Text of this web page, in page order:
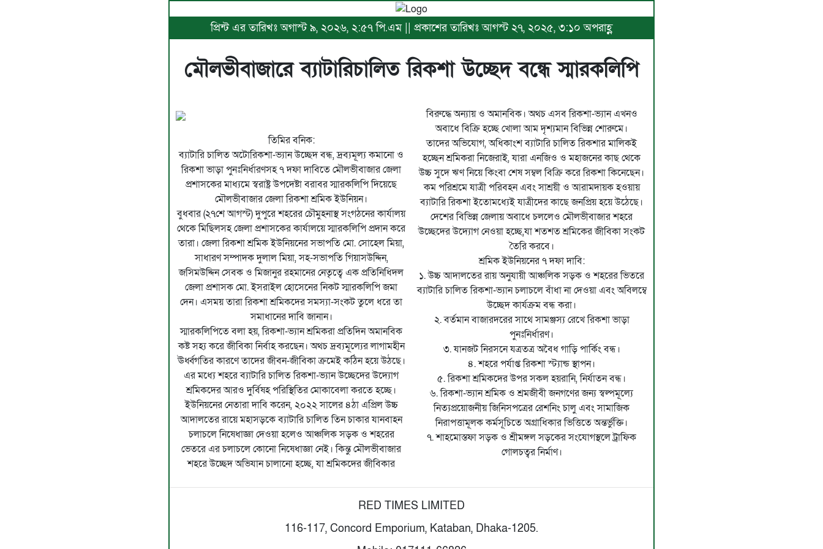
প্রিন্ট এর তারিখঃ অগাস্ট ৯, ২০২৬, ২:৫৭ পি.এম || প্রকাশের তারিখঃ আগস্ট ২৭, ২০২৫, ৩:১০ অপরাহ্ণ
মৌলভীবাজারে ব্যাটারিচালিত রিকশা উচ্ছেদ বন্ধে স্মারকলিপি
তিমির বনিক:
ব্যাটারি চালিত অটোরিকশা-ভ্যান উচ্ছেদ বন্ধ, দ্রব্যমূল্য কমানো ও
রিকশা ভাড়া পুনঃনির্ধারণসহ ৭ দফা দাবিতে মৌলভীবাজার জেলা
প্রশাসকের মাধ্যমে স্বরাষ্ট্র উপদেষ্টা বরাবর স্মারকলিপি দিয়েছে
মৌলভীবাজার জেলা রিকশা শ্রমিক ইউনিয়ন।
বুধবার (২৭শে আগস্ট) দুপুরে শহরের চৌমুহনাস্থ সংগঠনের কার্যালয়
থেকে মিছিলসহ জেলা প্রশাসকের কার্যালয়ে স্মারকলিপি প্রদান করে
তারা। জেলা রিকশা শ্রমিক ইউনিয়নের সভাপতি মো. সোহেল মিয়া,
সাধারণ সম্পাদক দুলাল মিয়া, সহ-সভাপতি গিয়াসউদ্দিন,
জসিমউদ্দিন সেবক ও মিজানুর রহমানের নেতৃত্বে এক প্রতিনিধিদল
জেলা প্রশাসক মো. ইসরাইল হোসেনের নিকট স্মারকলিপি জমা
দেন। এসময় তারা রিকশা শ্রমিকদের সমস্যা-সংকট তুলে ধরে তা
সমাধানের দাবি জানান।
স্মারকলিপিতে বলা হয়, রিকশা-ভ্যান শ্রমিকরা প্রতিদিন অমানবিক
কষ্ট সহ্য করে জীবিকা নির্বাহ করছেন। অথচ দ্রব্যমূল্যের লাগামহীন
ঊর্ধ্বগতির কারণে তাদের জীবন-জীবিকা ক্রমেই কঠিন হয়ে উঠছে।
এর মধ্যে শহরে ব্যাটারি চালিত রিকশা-ভ্যান উচ্ছেদের উদ্যোগ
শ্রমিকদের আরও দুর্বিষহ পরিস্থিতির মোকাবেলা করতে হচ্ছে।
ইউনিয়নের নেতারা দাবি করেন, ২০২২ সালের ৪ঠা এপ্রিল উচ্চ
আদালতের রায়ে মহাসড়কে ব্যাটারি চালিত তিন চাকার যানবাহন
চলাচলে নিষেধাজ্ঞা দেওয়া হলেও আঞ্চলিক সড়ক ও শহরের
ভেতরে এর চলাচলে কোনো নিষেধাজ্ঞা নেই। কিন্তু মৌলভীবাজার
শহরে উচ্ছেদ অভিযান চালানো হচ্ছে, যা শ্রমিকদের জীবিকার
বিরুদ্ধে অন্যায় ও অমানবিক। অথচ এসব রিকশা-ভ্যান এখনও
অবাধে বিক্রি হচ্ছে খোলা আম দৃশ্যমান বিভিন্ন শোরুমে।
তাদের অভিযোগ, অধিকাংশ ব্যাটারি চালিত রিকশার মালিকই
হচ্ছেন শ্রমিকরা নিজেরাই, যারা এনজিও ও মহাজনের কাছ থেকে
উচ্চ সুদে ঋণ নিয়ে কিংবা শেষ সম্বল বিক্রি করে রিকশা কিনেছেন।
কম পরিশ্রমে যাত্রী পরিবহন এবং সাশ্রয়ী ও আরামদায়ক হওয়ায়
ব্যাটারি রিকশা ইতোমধ্যেই যাত্রীদের কাছে জনপ্রিয় হয়ে উঠেছে।
দেশের বিভিন্ন জেলায় অবাধে চললেও মৌলভীবাজার শহরে
উচ্ছেদের উদ্যোগ নেওয়া হচ্ছে,যা শতশত শ্রমিকের জীবিকা সংকট
তৈরি করবে।
শ্রমিক ইউনিয়নের ৭ দফা দাবি:
১. উচ্চ আদালতের রায় অনুযায়ী আঞ্চলিক সড়ক ও শহরের ভিতরে
ব্যাটারি চালিত রিকশা-ভ্যান চলাচলে বাঁধা না দেওয়া এবং অবিলম্বে
উচ্ছেদ কার্যক্রম বন্ধ করা।
২. বর্তমান বাজারদরের সাথে সামঞ্জস্য রেখে রিকশা ভাড়া
পুনঃনির্ধারণ।
৩. যানজট নিরসনে যত্রতত্র অবৈধ গাড়ি পার্কিং বন্ধ।
৪. শহরে পর্যাপ্ত রিকশা স্ট্যান্ড স্থাপন।
৫. রিকশা শ্রমিকদের উপর সকল হয়রানি, নির্যাতন বন্ধ।
৬. রিকশা-ভ্যান শ্রমিক ও শ্রমজীবী জনগণের জন্য স্বল্পমূল্যে
নিত্যপ্রয়োজনীয় জিনিসপত্রের রেশনিং চালু এবং সামাজিক
নিরাপত্তামূলক কর্মসূচিতে অগ্রাধিকার ভিত্তিতে অন্তর্ভুক্তি।
৭. শাহমোস্তফা সড়ক ও শ্রীমঙ্গল সড়কের সংযোগস্থলে ট্রাফিক
গোলচত্বর নির্মাণ।
RED TIMES LIMITED
116-117, Concord Emporium, Kataban, Dhaka-1205.